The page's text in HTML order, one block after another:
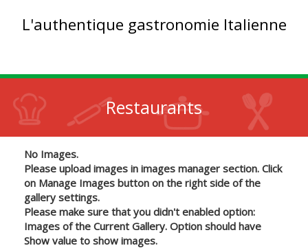
L'authentique gastronomie Italienne
Restaurants
No Images.
Please upload images in images manager section. Click
on Manage Images button on the right side of the
gallery settings.
Please make sure that you didn't enabled option:
Images of the Current Gallery. Option should have
Show value to show images.